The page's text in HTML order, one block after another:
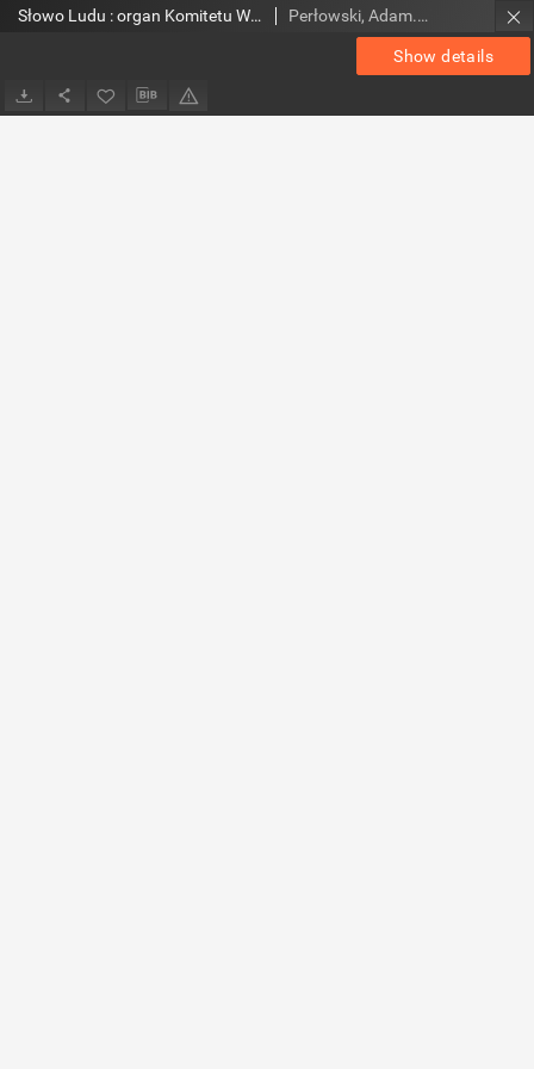
Show details
Słowo Ludu : organ Komitetu Wojewódzkiego Polskiej Zjednoczonej Partii Robotniczej, 1984, R.XXXV, nr 73 Perłowski, Adam. Red.